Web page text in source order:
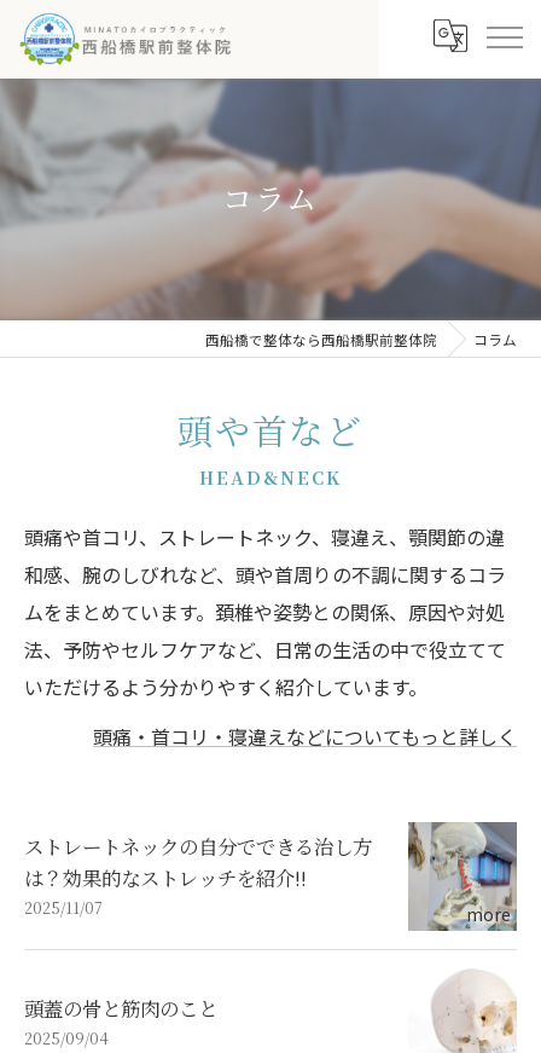
コラム
西船橋で整体なら西船橋駅前整体院 コラム
頭や首など
HEAD&NECK
頭痛や首コリ、ストレートネック、寝違え、顎関節の違
和感、腕のしびれなど、頭や首周りの不調に関するコラ
ムをまとめています。頚椎や姿勢との関係、原因や対処
法、予防やセルフケアなど、日常の生活の中で役立てて
いただけるよう分かりやすく紹介しています。
頭痛・首コリ・寝違えなどについてもっと詳しく
ストレートネックの自分でできる治し方
は？効果的なストレッチを紹介!!
2025/11/07
頭蓋の骨と筋肉のこと
2025/09/04